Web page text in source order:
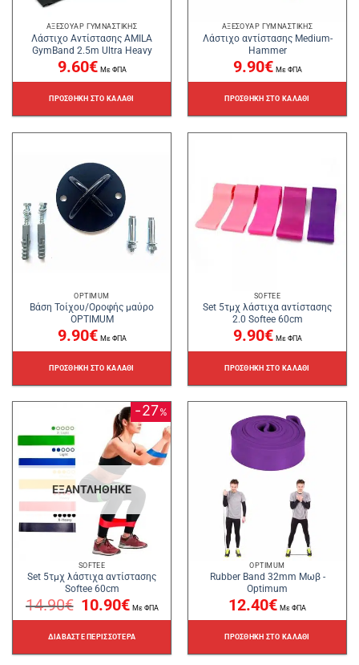
ΑΞΕΣΟΥΆΡ ΓΥΜΝΑΣΤΙΚΉΣ
Λάστιχο Αντίστασης AMILA
GymBand 2.5m Ultra Heavy
9.60€ Με ΦΠΑ
ΠΡΟΣΘΉΚΗ ΣΤΟ ΚΑΛΆΘΙ
ΑΞΕΣΟΥΆΡ ΓΥΜΝΑΣΤΙΚΉΣ
Λάστιχο αντίστασης Medium-
Hammer
9.90€ Με ΦΠΑ
ΠΡΟΣΘΉΚΗ ΣΤΟ ΚΑΛΆΘΙ
OPTIMUM
Βάση Τοίχου/Οροφής μαύρο
OPTIMUM
9.90€ Με ΦΠΑ
ΠΡΟΣΘΉΚΗ ΣΤΟ ΚΑΛΆΘΙ
SOFTEE
Set 5τμχ λάστιχα αντίστασης
2.0 Softee 60cm
9.90€ Με ΦΠΑ
ΠΡΟΣΘΉΚΗ ΣΤΟ ΚΑΛΆΘΙ
27%
ΕΞΑΝΤΛΉΘΗΚΕ
SOFTEE
Set 5τμχ λάστιχα αντίστασης
Softee 60cm
14.90€ Original
price
was:
10.90€Η
τρέχουσα
τιμή
10.90€.
Με ΦΠΑ
ΔΙΑΒΆΣΤΕ ΠΕΡΙΣΣΌΤΕΡΑ
OPTIMUM
Rubber Band 32mm Μωβ -
Optimum
12.40€ Με ΦΠΑ
ΠΡΟΣΘΉΚΗ ΣΤΟ ΚΑΛΆΘΙ